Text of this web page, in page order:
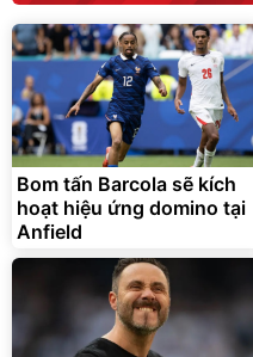
Bom tấn Barcola sẽ kích
hoạt hiệu ứng domino tại
Anfield